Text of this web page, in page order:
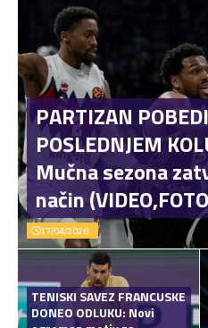
PARTIZAN
POSLEDNJEM
Mučna sezona
način
17/04/2026
TENISKI SAVEZ FRANCUSKE
DONEO ODLUKU: Novi